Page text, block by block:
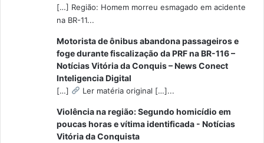
[…] Região: Homem morreu esmagado em acidente
na BR-11...
Motorista de ônibus abandona passageiros e
foge durante fiscalização da PRF na BR-116 –
Notícias Vitória da Conquis – News Conect
Inteligencia Digital
[…] Ler matéria original […]...
Violência na região: Segundo homicídio em
poucas horas e vítima identificada - Notícias
Vitória da Conquista